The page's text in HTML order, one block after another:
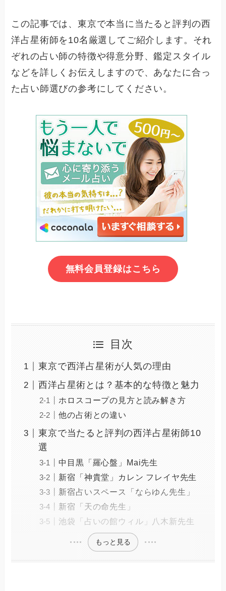
この記事では、東京で本当に当たると評判の西
洋占星術師を10名厳選してご紹介します。それ
ぞれの占い師の特徴や得意分野、鑑定スタイル
などを詳しくお伝えしますので、あなたに合っ
た占い師選びの参考にしてください。
無料会員登録はこちら
目次
東京で西洋占星術が人気の理由
西洋占星術とは？基本的な特徴と魅力
ホロスコープの見方と読み解き方
他の占術との違い
東京で当たると評判の西洋占星術師10
選
中目黒「羅心盤」Mai先生
新宿「神貴堂」カレン フレイヤ先生
新宿占いスペース「ならゆん先生」
新宿「天の命先生」
池袋「占いの館ウィル」八木新先生
もっと見る